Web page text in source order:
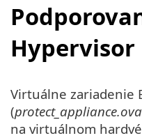
Hypervisor
Virtuálne zariadenie
(protect_appliance.ova
na virtuálnom